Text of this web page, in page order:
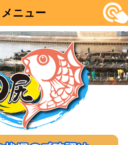
メニュー